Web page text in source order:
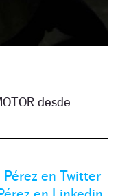
desde
en Twitter